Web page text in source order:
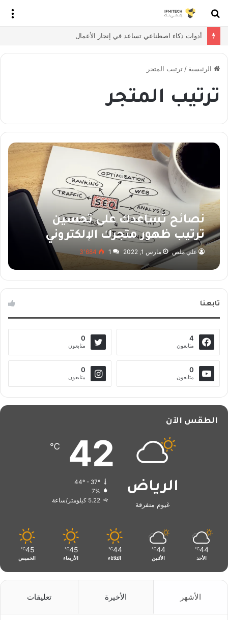
بحث
عن
أدوات ذكاء اصطناعي تساعد في إنجاز الأعمال
الرئيسية / ترتيب المتجر
ترتيب المتجر
نصائح تساعدك على تحسين
ترتيب ظهور متجرك الإلكتروني
علي ملص مارس 1, 2022 1 3٬684
تابعنا
4
متابعون
0
متابعون
0
متابعون
0
متابعون
الطقس الآن
الرياض
غيوم متفرقة
42
℃
44º - 37º
7%
5.22 كيلومتر/ساعة
44
℃
الأحد
44
℃
الأثنين
44
℃
الثلاثاء
45
℃
الأربعاء
45
℃
الخميس
الأشهر الأخيرة تعليقات